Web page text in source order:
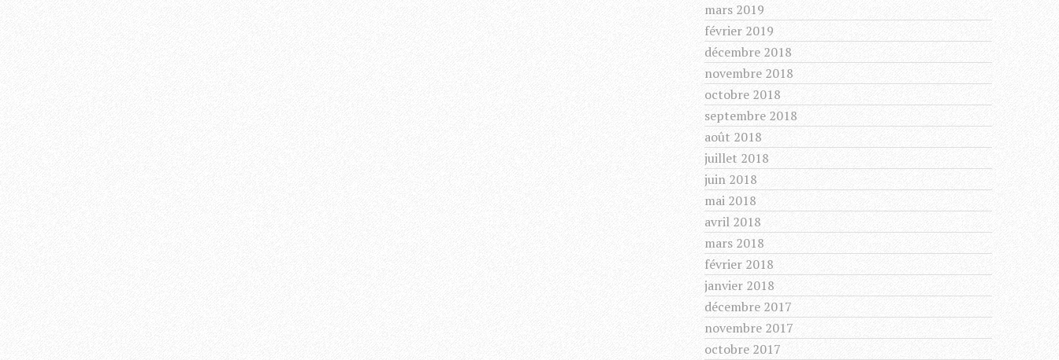
mars 2019
février 2019
décembre 2018
novembre 2018
octobre 2018
septembre 2018
août 2018
juillet 2018
juin 2018
mai 2018
avril 2018
mars 2018
février 2018
janvier 2018
décembre 2017
novembre 2017
octobre 2017